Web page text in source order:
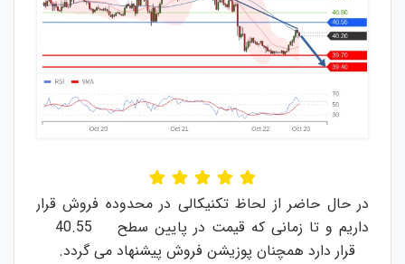
در حال حاضر از لحاظ تکنیکالی در محدوده فروش قرار
قرار دارد همچنان پوزیشن فروش پیشنهاد می گردد.